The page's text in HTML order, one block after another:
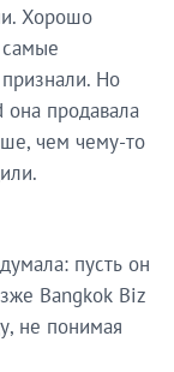
Хорошо
Но
продавала
чем чему-то
пусть он
Bangkok Biz
не понимая